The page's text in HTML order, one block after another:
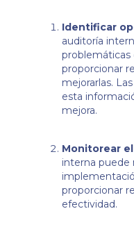
Identificar
auditoría
problemáticas
proporcionar
mejorarlas.
esta
mejora.
Monitorear
interna puede
proporcionar
efectividad.